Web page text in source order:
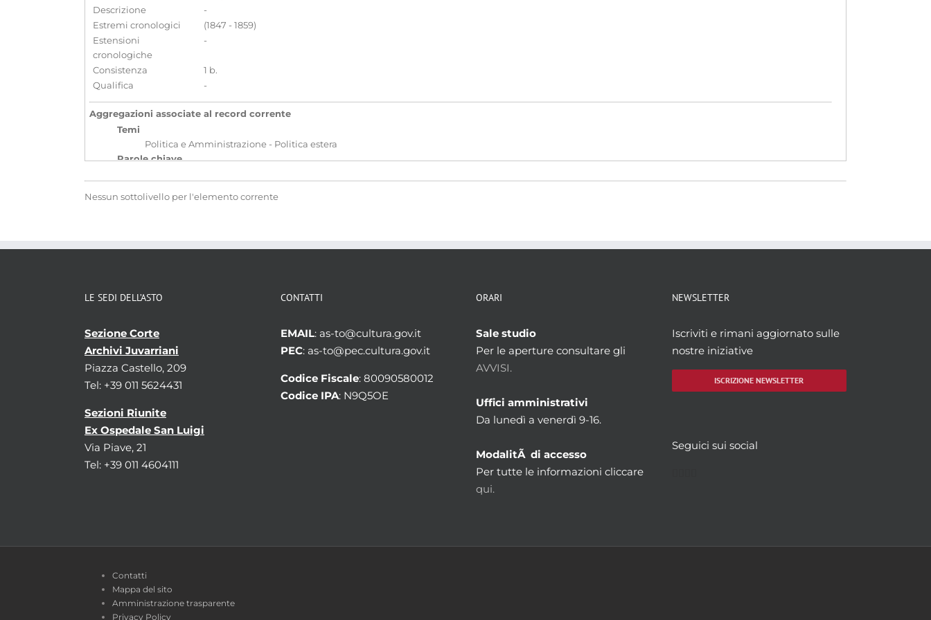
Descrizione
-
Estremi cronologici
(1847 - 1859)
Estensioni
cronologiche
-
Consistenza
1 b.
Qualifica
-
Aggregazioni associate al record corrente
Temi
Politica e Amministrazione - Politica estera
Parole chiave
Nessun sottolivello per l'elemento corrente
LE SEDI DELL’ASTO
Sezione Corte
Archivi Juvarriani
Piazza Castello, 209
Tel: +39 011 5624431
Sezioni Riunite
Ex Ospedale San Luigi
Via Piave, 21
Tel: +39 011 4604111
CONTATTI
EMAIL: as-to@cultura.gov.it
PEC: as-to@pec.cultura.gov.it
Codice Fiscale: 80090580012
Codice IPA: N9Q5OE
ORARI
Sale studio
Per le aperture consultare gli
AVVISI.
Uffici amministrativi
Da lunedì a venerdì 9-16.
ModalitÃ di accesso
Per tutte le informazioni cliccare
qui.
NEWSLETTER
Iscriviti e rimani aggiornato sulle
nostre iniziative
ISCRIZIONE NEWSLETTER
Seguici sui social
Contatti
Mappa del sito
Amministrazione trasparente
Privacy Policy